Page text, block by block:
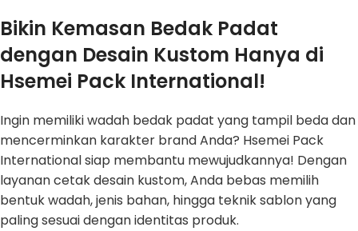
Bikin Kemasan Bedak Padat
dengan Desain Kustom Hanya di
Hsemei Pack International!
Ingin memiliki wadah bedak padat yang tampil beda dan
mencerminkan karakter brand Anda? Hsemei Pack
International siap membantu mewujudkannya! Dengan
layanan cetak desain kustom, Anda bebas memilih
bentuk wadah, jenis bahan, hingga teknik sablon yang
paling sesuai dengan identitas produk.